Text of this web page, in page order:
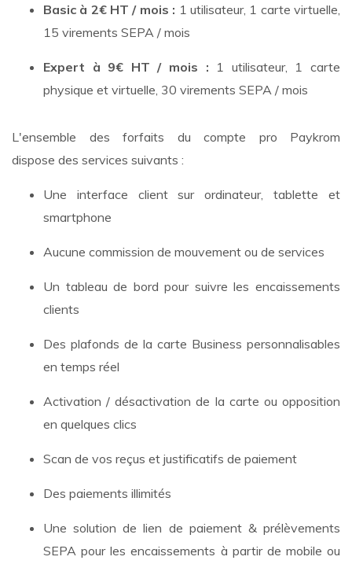
Basic à 2€ HT / mois : 1 utilisateur, 1 carte virtuelle,
15 virements SEPA / mois
Expert à 9€ HT / mois : 1 utilisateur, 1 carte
physique et virtuelle, 30 virements SEPA / mois
L'ensemble des forfaits du compte pro Paykrom
dispose des services suivants :
Une interface client sur ordinateur, tablette et
smartphone
Aucune commission de mouvement ou de services
Un tableau de bord pour suivre les encaissements
clients
Des plafonds de la carte Business personnalisables
en temps réel
Activation / désactivation de la carte ou opposition
en quelques clics
Scan de vos reçus et justificatifs de paiement
Des paiements illimités
Une solution de lien de paiement & prélèvements
SEPA pour les encaissements à partir de mobile ou